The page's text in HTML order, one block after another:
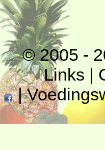
© 2005 -
Links |
|